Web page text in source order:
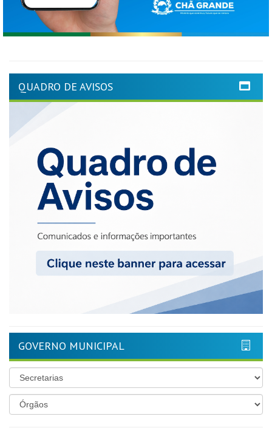
QUADRO DE AVISOS
GOVERNO MUNICIPAL